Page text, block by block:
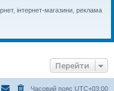
інтернет-магазини, реклама
Перейти
Часовий пояс UTC+03:00